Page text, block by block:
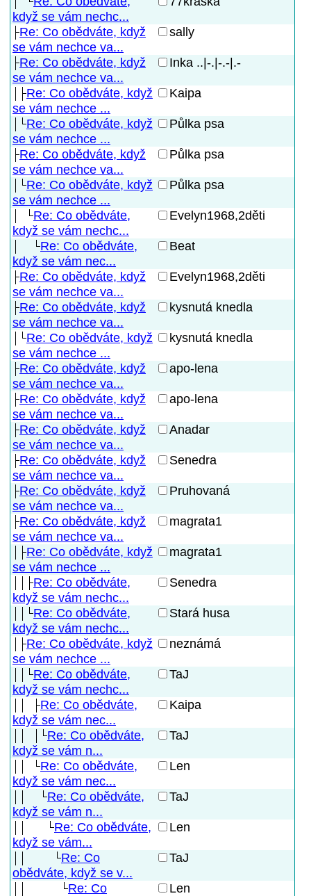
když se vám nechc...
Re: Co obědváte, když
se vám nechce va...
sally
Re: Co obědváte, když
se vám nechce va...
Inka ..|-.|-.-|.-
Re: Co obědváte, když
se vám nechce ...
Kaipa
Re: Co obědváte, když
se vám nechce ...
Půlka psa
Re: Co obědváte, když
se vám nechce va...
Půlka psa
Re: Co obědváte, když
se vám nechce ...
Půlka psa
Re: Co obědváte,
když se vám nechc...
Evelyn1968,2děti
Re: Co obědváte,
když se vám nec...
Beat
Re: Co obědváte, když
se vám nechce va...
Evelyn1968,2děti
Re: Co obědváte, když
se vám nechce va...
kysnutá knedla
Re: Co obědváte, když
se vám nechce ...
kysnutá knedla
Re: Co obědváte, když
se vám nechce va...
apo-lena
Re: Co obědváte, když
se vám nechce va...
apo-lena
Re: Co obědváte, když
se vám nechce va...
Anadar
Re: Co obědváte, když
se vám nechce va...
Senedra
Re: Co obědváte, když
se vám nechce va...
Pruhovaná
Re: Co obědváte, když
se vám nechce va...
magrata1
Re: Co obědváte, když
se vám nechce ...
magrata1
Re: Co obědváte,
když se vám nechc...
Senedra
Re: Co obědváte,
když se vám nechc...
Stará husa
Re: Co obědváte, když
se vám nechce ...
neznámá
Re: Co obědváte,
když se vám nechc...
TaJ
Re: Co obědváte,
když se vám nec...
Kaipa
Re: Co obědváte,
když se vám n...
TaJ
Re: Co obědváte,
když se vám nec...
Len
Re: Co obědváte,
když se vám n...
TaJ
Re: Co obědváte,
když se vám...
Len
Re: Co
obědváte, když se v...
TaJ
Re: Co
Len